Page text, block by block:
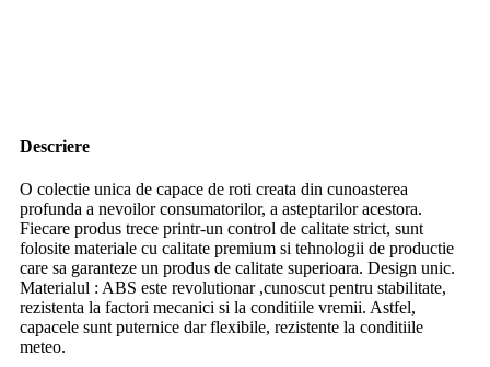
Descriere
O colectie unica de capace de roti creata din cunoasterea
profunda a nevoilor consumatorilor, a asteptarilor acestora.
Fiecare produs trece printr-un control de calitate strict, sunt
folosite materiale cu calitate premium si tehnologii de productie
care sa garanteze un produs de calitate superioara. Design unic.
Materialul : ABS este revolutionar ,cunoscut pentru stabilitate,
rezistenta la factori mecanici si la conditiile vremii. Astfel,
capacele sunt puternice dar flexibile, rezistente la conditiile
meteo.